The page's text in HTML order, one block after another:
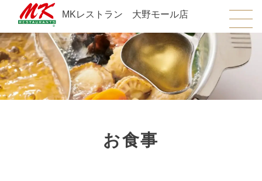
MKレストラン 大野モール店
お食事